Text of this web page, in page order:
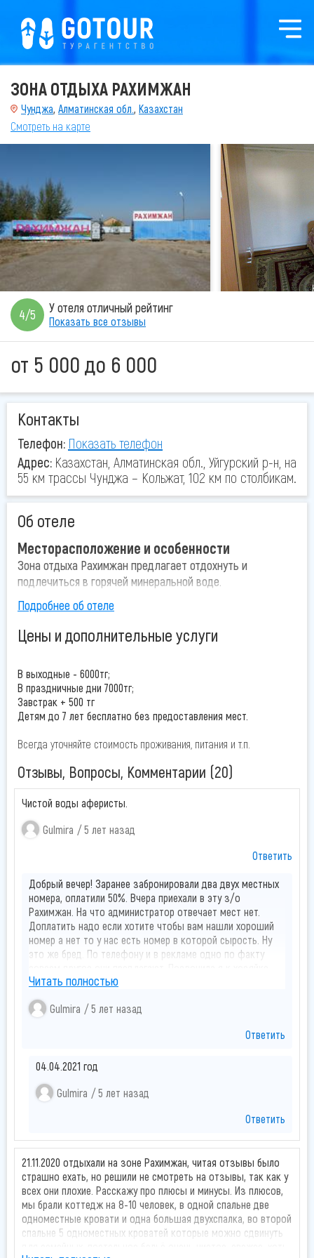
ЗОНА ОТДЫХА РАХИМЖАН
Чунджа, Алматинская обл., Казахстан
Смотреть на карте
4/5 У отеля отличный рейтинг
Показать все отзывы
от 5 000 до 6 000
Контакты
Телефон: Показать телефон
Адрес: Казахстан, Алматинская обл., Уйгурский р-н, на
55 км трассы Чунджа – Кольжат, 102 км по столбикам.
Об отеле
Месторасположение и особенности
Зона отдыха Рахимжан предлагает отдохнуть и
подлечиться в горячей минеральной воде.
Дополнительные услуги отеля
большой бассейн, есть спуск для детей, 1 крытый
бассейн, столовая, есть VIP зона.
Удобства в номерах
Размещение в 2, 3, 4-х местных стандартных номерах с
удобствами (туалет, душ, телевизор, холодильник,
кондиционер).
VIP-зона (огороженная территория с отдельным
Всего три домика, расположены на отдельной
территории с отдельным бассейном. В домике: три
комнаты, 2 спальни и холл-гостиная с мягкой мебелью,
зона кухни, ТВ, холодильник, кондиционер, сан. узел,
ванна, набор посуды, микроволновая печь.
Подробнее об отеле
Цены и дополнительные услуги
В выходные - 6000тг;
В праздничные дни 7000тг;
Завстрак + 500 тг
Детям до 7 лет бесплатно без предоставления мест.
Всегда уточняйте стоимость проживания, питания и т.п.
Отзывы, Вопросы, Комментарии (20)
Чистой воды аферисты.
Gulmira
5 лет назад
Ответить
Добрый вечер! Заранее забронировали два двух местных
номера, оплатили 50%. Вчера приехали в эту з/о
Рахимжан. На что администратор отвечает мест нет.
Доплатить надо если хотите чтобы вам нашли хороший
номер а нет то у нас есть номер в которой сырость. Ну
это же бред. По телефону и в рекламе одно по факту
Мариям её зовут которой мы перечислили деньги, чтобы
нами семейные так же забронировали номера, они молча
Администратор и рабочий персонал грубят
сразу видно работают только на карман а не имидж.
такой негатив. Просто ужасно если честно. Не советую
мошенникам. Всем удачи....
Читать полностью
Gulmira
5 лет назад
Ответить
04.04.2021 год
Gulmira
5 лет назад
Ответить
21.11.2020 отдыхали на зоне Рахимжан, читая отзывы было
страшно ехать, но решили не смотреть на отзывы, так как у
всех они плохие. Расскажу про плюсы и минусы. Из плюсов,
мы брали коттедж на 8-10 человек, в одной спальне две
одноместные кровати и одна большая двухспалка, во второй
спальне 5 одноместных кроватей которые можно сдвинуть